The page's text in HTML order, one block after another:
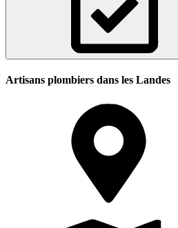
Artisans plombiers dans les Landes